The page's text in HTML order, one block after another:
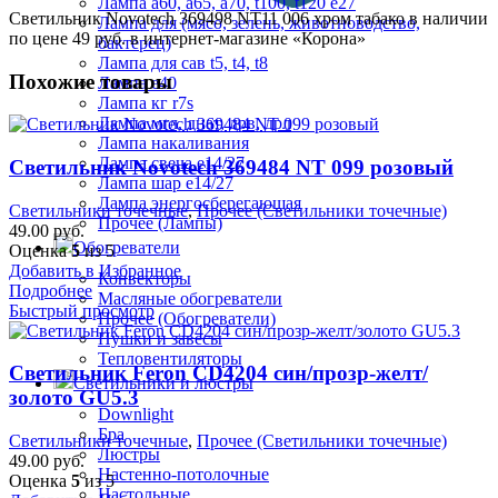
Лампа для (мясо, зелень, животноводство,
бактерец)
Лампа для сав t5, t4, t8
Лампа е40
Лампа кг r7s
Лампа мгл, днат, дрв, дрл
Лампа накаливания
Лампа свеча е14/27
Лампа шар е14/27
Лампа энергосберегающая
Прочее (Лампы)
Обогреватели
Конвекторы
Масляные обогреватели
Прочее (Обогреватели)
Пушки и завесы
Тепловентиляторы
Светильники и люстры
Downlight
Бра
Люстры
Настенно-потолочные
Настольные
Светильник Novotech 369498 NT11 006 хром табако в наличии
по цене 49 руб. в интернет-магазине «Корона»
Похожие товары
Светильник Novotech 369484 NT 099 розовый
Светильники точечные,Прочее (Светильники точечные)
49.00 руб.
Оценка5из 5
Добавить в Избранное
Подробнее
Быстрый просмотр
Светильник Feron CD4204 син/прозр-желт/
золото GU5.3
Светильники точечные, Прочее (Светильники точечные)
49.00 руб.
Оценка 5из 5